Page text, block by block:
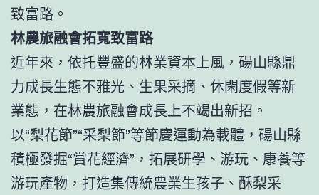
致富路。
林農旅融會拓寬致富路
近年來，依托豐盛的林業資本上風，碭山縣鼎
力成長生態不雅光、生果采摘、休閑度假等新
業態，在林農旅融會成長上不竭出新招。
以“梨花節”“采梨節”等節慶運動為載體，碭山縣
積極發掘“賞花經濟”，拓展研學、游玩、康養等
游玩產物，打造集傳統農業生孩子、酥梨采